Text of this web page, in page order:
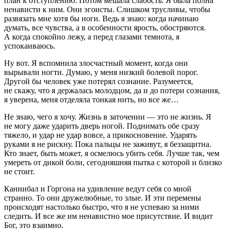
ненависти к ним. Они эгоисты. Слишком трусливы, чтобы
развязать мне хотя бы ноги. Ведь я знаю: когда начинаю
думать, все чувства, а в особенности ярость, обостряются.
А когда спокойно лежу, а перед глазами темнота, я
успокаиваюсь.
Ну вот. Я вспомнила злосчастный момент, когда они
вырывали ногти. Думаю, у меня низкий болевой порог.
Другой бы человек уже потерял сознание. Разумеется,
не скажу, что я держалась молодцом, да и до потери сознания,
я уверена, меня отделяла тонкая нить, но все же…
Не знаю, чего я хочу. Жизнь в заточении — это не жизнь. Я
не могу даже ударить дверь ногой. Поднимать обе сразу
тяжело, и удар не удар вовсе, а прикосновение. Ударять
руками я не рискну. Пока пальцы не заживут, я беззащитна.
Кто знает, быть может, я осмелюсь убить себя. Лучше так, чем
умереть от дикой боли, сегодняшняя пытка с которой и близко
не стоит.
Каннибал и Горгона на удивление ведут себя со мной
странно. То они дружелюбные, то злые. И эти перемены
происходят настолько быстро, что я не успеваю за ними
следить. И все же им ненавистно мое присутствие. И видит
Бог, это взаимно.